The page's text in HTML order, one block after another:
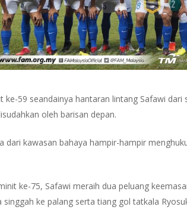
59 seandainya hantaran lintang Safawi
oleh barisan depan.
dari kawasan bahaya hampir-hampir
ke-75, Safawi meraih dua peluang
ke palang serta tiang gol tatkala